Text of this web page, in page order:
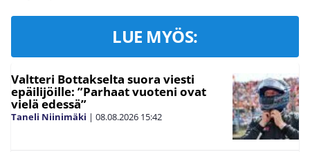
LUE MYÖS:
Valtteri Bottakselta suora viesti
epäilijöille: ”Parhaat vuoteni ovat
vielä edessä”
Taneli Niinimäki | 08.08.2026 15:42